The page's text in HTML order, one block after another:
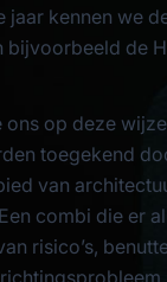
jaar kennen we
bijvoorbeeld de
op deze
toegekend
van
combi die er
risico’s,